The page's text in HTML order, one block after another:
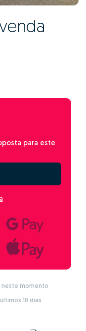
para este
neste momento
10 dias